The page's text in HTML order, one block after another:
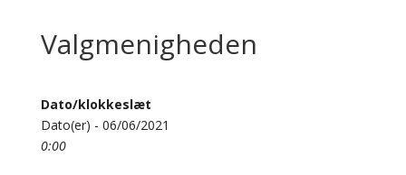
Valgmenigheden
Dato/klokkeslæt
Dato(er) - 06/06/2021
0:00